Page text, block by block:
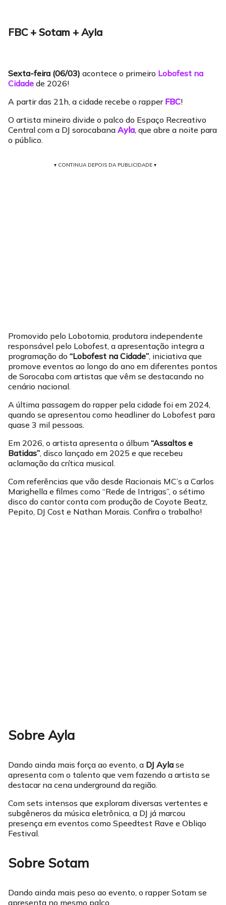
FBC + Sotam + Ayla
Sexta-feira (06/03) acontece o primeiro Lobofest na
Cidade de 2026!
A partir das 21h, a cidade recebe o rapper FBC!
O artista mineiro divide o palco do Espaço Recreativo
Central com a DJ sorocabana Ayla, que abre a noite para
o público.
▾ CONTINUA DEPOIS DA PUBLICIDADE ▾
Promovido pelo Lobotomia, produtora independente
responsável pelo Lobofest, a apresentação integra a
programação do “Lobofest na Cidade”, iniciativa que
promove eventos ao longo do ano em diferentes pontos
de Sorocaba com artistas que vêm se destacando no
cenário nacional.
A última passagem do rapper pela cidade foi em 2024,
quando se apresentou como headliner do Lobofest para
quase 3 mil pessoas.
Em 2026, o artista apresenta o álbum “Assaltos e
Batidas”, disco lançado em 2025 e que recebeu
aclamação da crítica musical.
Com referências que vão desde Racionais MC’s a Carlos
Marighella e filmes como “Rede de Intrigas”, o sétimo
disco do cantor conta com produção de Coyote Beatz,
Pepito, DJ Cost e Nathan Morais. Confira o trabalho!
Sobre Ayla
Dando ainda mais força ao evento, a DJ Ayla se
apresenta com o talento que vem fazendo a artista se
destacar na cena underground da região.
Com sets intensos que exploram diversas vertentes e
subgêneros da música eletrônica, a DJ já marcou
presença em eventos como Speedtest Rave e Obliqo
Festival.
Sobre Sotam
Dando ainda mais peso ao evento, o rapper Sotam se
apresenta no mesmo palco.